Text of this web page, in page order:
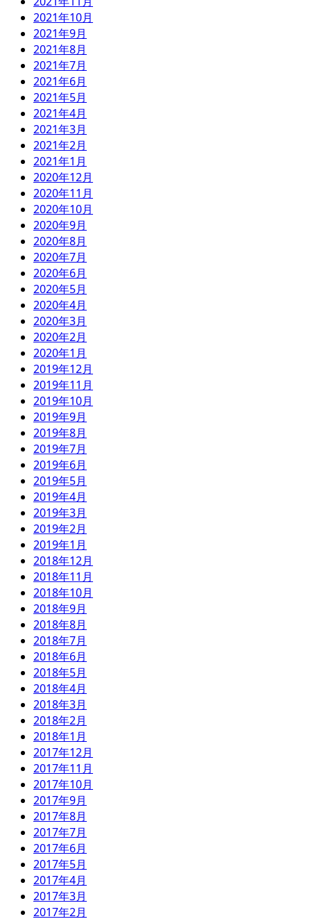
2021年10月
2021年9月
2021年8月
2021年7月
2021年6月
2021年5月
2021年4月
2021年3月
2021年2月
2021年1月
2020年12月
2020年11月
2020年10月
2020年9月
2020年8月
2020年7月
2020年6月
2020年5月
2020年4月
2020年3月
2020年2月
2020年1月
2019年12月
2019年11月
2019年10月
2019年9月
2019年8月
2019年7月
2019年6月
2019年5月
2019年4月
2019年3月
2019年2月
2019年1月
2018年12月
2018年11月
2018年10月
2018年9月
2018年8月
2018年7月
2018年6月
2018年5月
2018年4月
2018年3月
2018年2月
2018年1月
2017年12月
2017年11月
2017年10月
2017年9月
2017年8月
2017年7月
2017年6月
2017年5月
2017年4月
2017年3月
2017年2月